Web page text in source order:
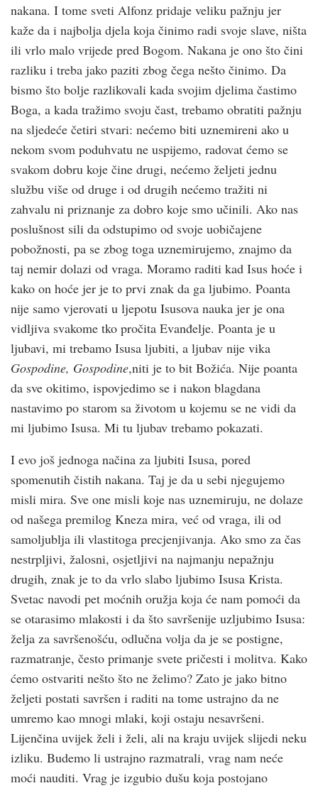
nakana. I tome sveti Alfonz pridaje veliku pažnju jer
kaže da i najbolja djela koja činimo radi svoje slave, ništa
ili vrlo malo vrijede pred Bogom. Nakana je ono što čini
razliku i treba jako paziti zbog čega nešto činimo. Da
bismo što bolje razlikovali kada svojim djelima častimo
Boga, a kada tražimo svoju čast, trebamo obratiti pažnju
na sljedeće četiri stvari: nećemo biti uznemireni ako u
nekom svom poduhvatu ne uspijemo, radovat ćemo se
svakom dobru koje čine drugi, nećemo željeti jednu
službu više od druge i od drugih nećemo tražiti ni
zahvalu ni priznanje za dobro koje smo učinili. Ako nas
poslušnost sili da odstupimo od svoje uobičajene
pobožnosti, pa se zbog toga uznemirujemo, znajmo da
taj nemir dolazi od vraga. Moramo raditi kad Isus hoće i
kako on hoće jer je to prvi znak da ga ljubimo. Poanta
nije samo vjerovati u ljepotu Isusova nauka jer je ona
vidljiva svakome tko pročita Evanđelje. Poanta je u
ljubavi, mi trebamo Isusa ljubiti, a ljubav nije vika
Gospodine, Gospodine,niti je to bit Božića. Nije poanta
da sve okitimo, ispovjedimo se i nakon blagdana
nastavimo po starom sa životom u kojemu se ne vidi da
mi ljubimo Isusa. Mi tu ljubav trebamo pokazati.
I evo još jednoga načina za ljubiti Isusa, pored
spomenutih čistih nakana. Taj je da u sebi njegujemo
misli mira. Sve one misli koje nas uznemiruju, ne dolaze
od našega premilog Kneza mira, već od vraga, ili od
samoljublja ili vlastitoga precjenjivanja. Ako smo za čas
nestrpljivi, žalosni, osjetljivi na najmanju nepažnju
drugih, znak je to da vrlo slabo ljubimo Isusa Krista.
Svetac navodi pet moćnih oružja koja će nam pomoći da
se otarasimo mlakosti i da što savršenije uzljubimo Isusa:
želja za savršenošću, odlučna volja da je se postigne,
razmatranje, često primanje svete pričesti i molitva. Kako
ćemo ostvariti nešto što ne želimo? Zato je jako bitno
željeti postati savršen i raditi na tome ustrajno da ne
umremo kao mnogi mlaki, koji ostaju nesavršeni.
Lijenčina uvijek želi i želi, ali na kraju uvijek slijedi neku
izliku. Budemo li ustrajno razmatrali, vrag nam neće
moći nauditi. Vrag je izgubio dušu koja postojano